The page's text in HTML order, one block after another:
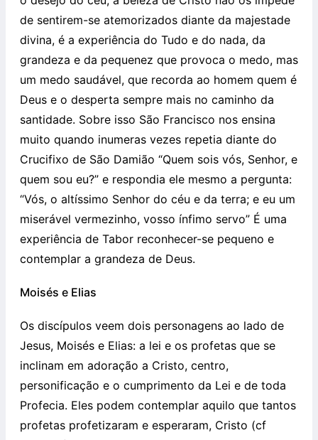
de sentirem-se atemorizados diante da majestade
divina, é a experiência do Tudo e do nada, da
grandeza e da pequenez que provoca o medo, mas
um medo saudável, que recorda ao homem quem é
Deus e o desperta sempre mais no caminho da
santidade. Sobre isso São Francisco nos ensina
muito quando inumeras vezes repetia diante do
Crucifixo de São Damião “Quem sois vós, Senhor, e
quem sou eu?” e respondia ele mesmo a pergunta:
“Vós, o altíssimo Senhor do céu e da terra; e eu um
miserável vermezinho, vosso ínfimo servo” É uma
experiência de Tabor reconhecer-se pequeno e
contemplar a grandeza de Deus.
Moisés e Elias
Os discípulos veem dois personagens ao lado de
Jesus, Moisés e Elias: a lei e os profetas que se
inclinam em adoração a Cristo, centro,
personificação e o cumprimento da Lei e de toda
Profecia. Eles podem contemplar aquilo que tantos
profetas profetizaram e esperaram, Cristo (cf